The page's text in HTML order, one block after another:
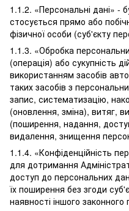
1.1.2. «Персональні дані» -
стосується прямо або
фізичної особи (суб'єкту
1.1.3. «Обробка
(операція) або сукупність
використанням засобів
таких засобів з
запис, систематизацію,
(оновлення, зміна), витяг,
(поширення, надання,
видалення, знищення
1.1.4. «Конфіденційність
для дотримання
доступ до персональних
їх поширення без згоди
наявності іншого законного